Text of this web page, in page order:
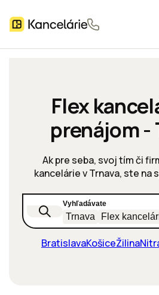
Flex
prenájom -
Ak pre seba, svoj tím či
kancelárie v Trnava, ste na
Vyhľadávate
Trnava Flex
BratislavaKošiceŽilina